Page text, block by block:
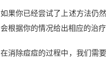
如果你已经尝试了上述方法仍
会根据你的情况给出相应的治疗
在消除痘痘的过程中，我们需